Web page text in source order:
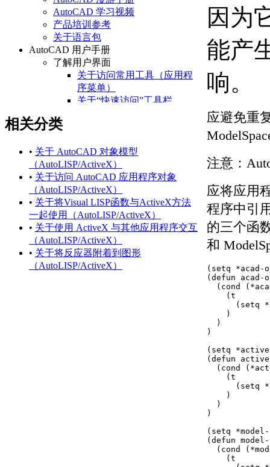
AutoCAD 学习视频
产品培训参考
关于语言包
AutoCAD 用户手册
了解用户界面
关于访问常用工具（应用程
序菜单）
关于“快速访问”工具栏
关于快捷菜单
设置绘图环境
关于设置绘图区域
关于自定义启动
关于设置可固定窗口、
选项板和工具栏的行为
关于使用基于任务的工
作空间
关于将程序设置保存为
配置
相关分类
• 关于 AutoCAD 对象模型
（AutoLISP/ActiveX）
• 关于访问 AutoCAD 应用程序对象
（AutoLISP/ActiveX）
• 关于将Visual LISP函数与ActiveX方法
一起使用（AutoLISP/ActiveX）
• 关于使用 ActiveX 与其他应用程序交互
（AutoLISP/ActiveX）
• 关于将反应器附着到图形
（AutoLISP/ActiveX）
因为
能产
响。
应避免重
注意：
应将应用
程序中引
的三个函
和
(setq
(defun
(cond
    (t
(setq
    )
  )
)
(setq
(defun
(cond
    (t
(setq
    )
  )
)
(setq
(defun
(cond
    (t